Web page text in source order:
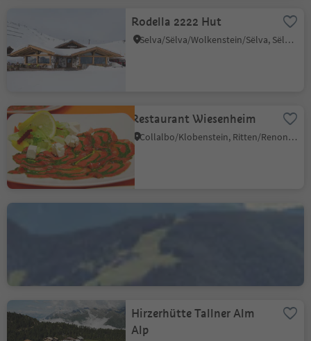
Rodella 2222 Hut
Selva/Sëlva/Wolkenstein/Sëlva, Sëlva/Selva di Val Gardena, Dolomites Region Val Gardena
Restaurant Wiesenheim
Collalbo/Klobenstein, Ritten/Renon, Bolzano/Bozen and environs
Spaces
Hirzerhütte Tallner Alm
Alp